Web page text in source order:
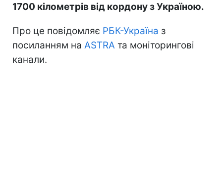
1700 кілометрів від кордону з Україною.
Про це повідомляє РБК-Україна з
посиланням на ASTRA та моніторингові
канали.